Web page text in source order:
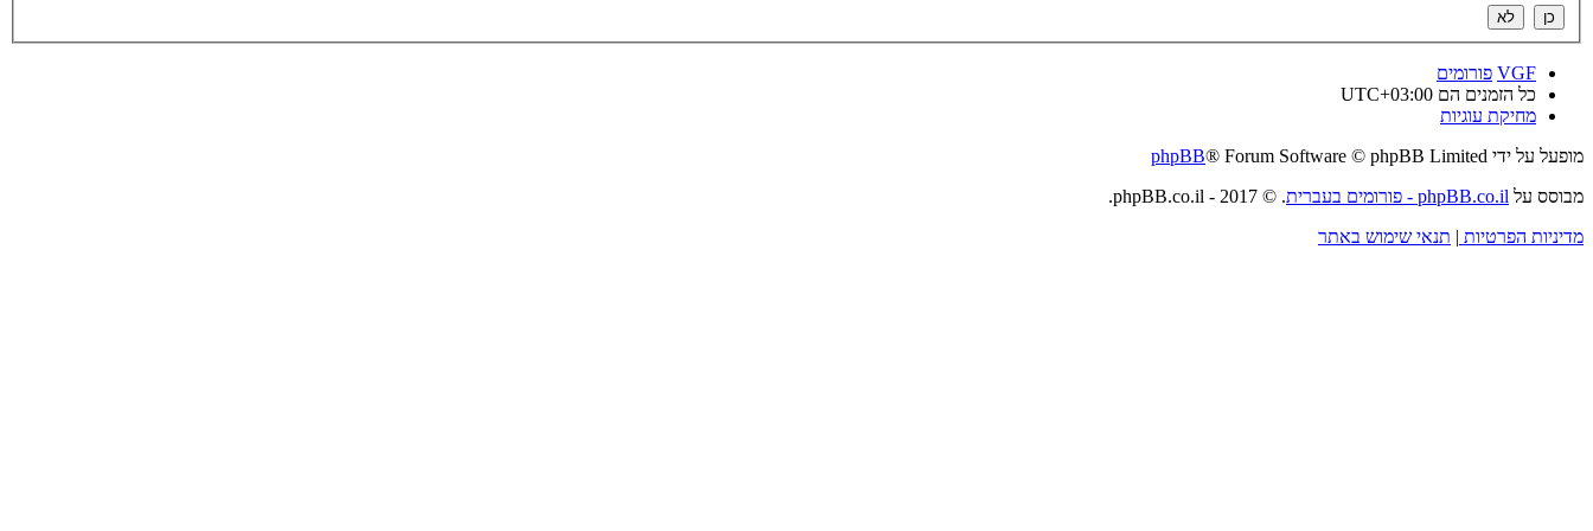
VGF פורומים
כל הזמנים הם UTC+03:00
מחיקת עוגיות
מופעל על ידי
phpBB® Forum Software © phpBB Limited
מבוסס על phpBB.co.il - פורומים בעברית
. © 2017 - phpBB.co.il.
מדיניות הפרטיות | תנאי שימוש באתר